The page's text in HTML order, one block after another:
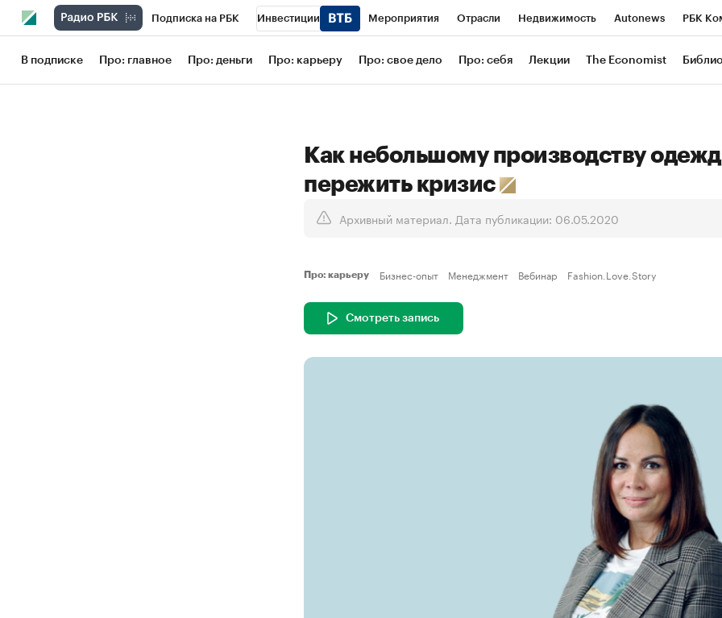
Подписка на РБК Инвестиции Мероприятия Отрасли Недвижимость Autonews РБК
Школа управления РБК РБК Образование РБК Life Тренды Визионеры
В подписке Про: главное Про: деньги Про: карьеру Про: свое дело Про: себя Лекции The Economist
Как небольшому производству
пережить кризис
Архивный материал. Дата публикации: 06.05.2020
Про: карьеру Бизнес-опыт Менеджмент Вебинар Fashion.Love.Story
Смотреть запись